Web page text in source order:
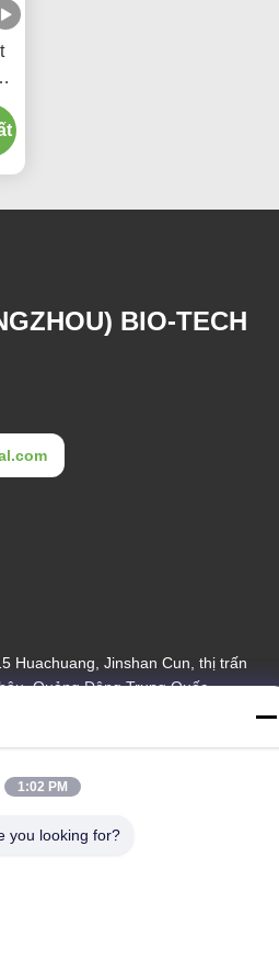
BIO-TECH
Huachuang, Jinshan Cun, thị trấn
Quảng Đông Trung Quốc
1:02 PM
you looking for?